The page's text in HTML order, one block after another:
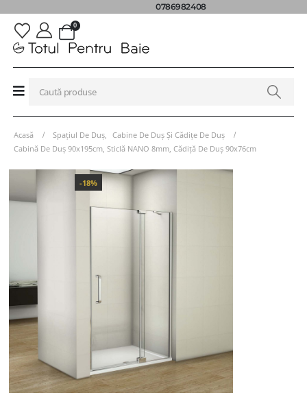
0786982408
0
Acasă Spațiul De Duș
Cabine De Duș Și Cădițe De Duș
Cabină De Duș 90x195cm, Sticlă NANO 8mm, Cădiță De Duș 90x76cm
-18%